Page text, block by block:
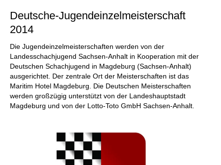
Deutsche-Jugendeinzelmeisterschaft
2014
Die Jugendeinzelmeisterschaften werden von der
Landesschachjugend Sachsen-Anhalt in Kooperation mit der
Deutschen Schachjugend in Magdeburg (Sachsen-Anhalt)
ausgerichtet. Der zentrale Ort der Meisterschaften ist das
Maritim Hotel Magdeburg. Die Deutschen Meisterschaften
werden großzügig unterstützt von der Landeshauptstadt
Magdeburg und von der Lotto-Toto GmbH Sachsen-Anhalt.